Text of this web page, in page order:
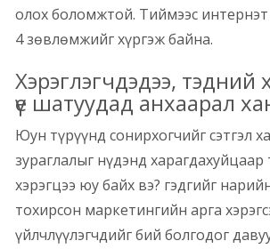
олох боломжтой. Тиймээс
4 зөвлөмжийг хүргэж байна.
Хэрэглэгчдэдээ,
үе шатуудад анхаарал
Юун түрүүнд сонирхогчийг сэтгэл
зураглалыг нүдэнд
хэрэгцээ юу байх вэ? гэдгийг
тохирсон маркетингийн арга
үйлчлүүлэгчдийг бий болгодог